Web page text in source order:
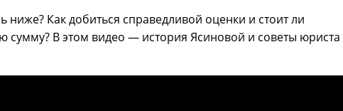
Как добиться справедливой оценки и стоит ли
сумму? В этом видео — история Ясиновой и советы юриста